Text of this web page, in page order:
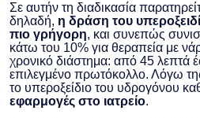
Σε αυτήν τη διαδικασία
δηλαδή, η δράση του
πιο γρήγορη, και συνεπώς
κάτω του 10% για θεραπεία με
χρονικό διάστημα: από 45 λεπτά
επιλεγμένο πρωτόκολλο. Λόγω
το υπεροξείδιο του υδρογόνου
εφαρμογές στο ιατρείο.